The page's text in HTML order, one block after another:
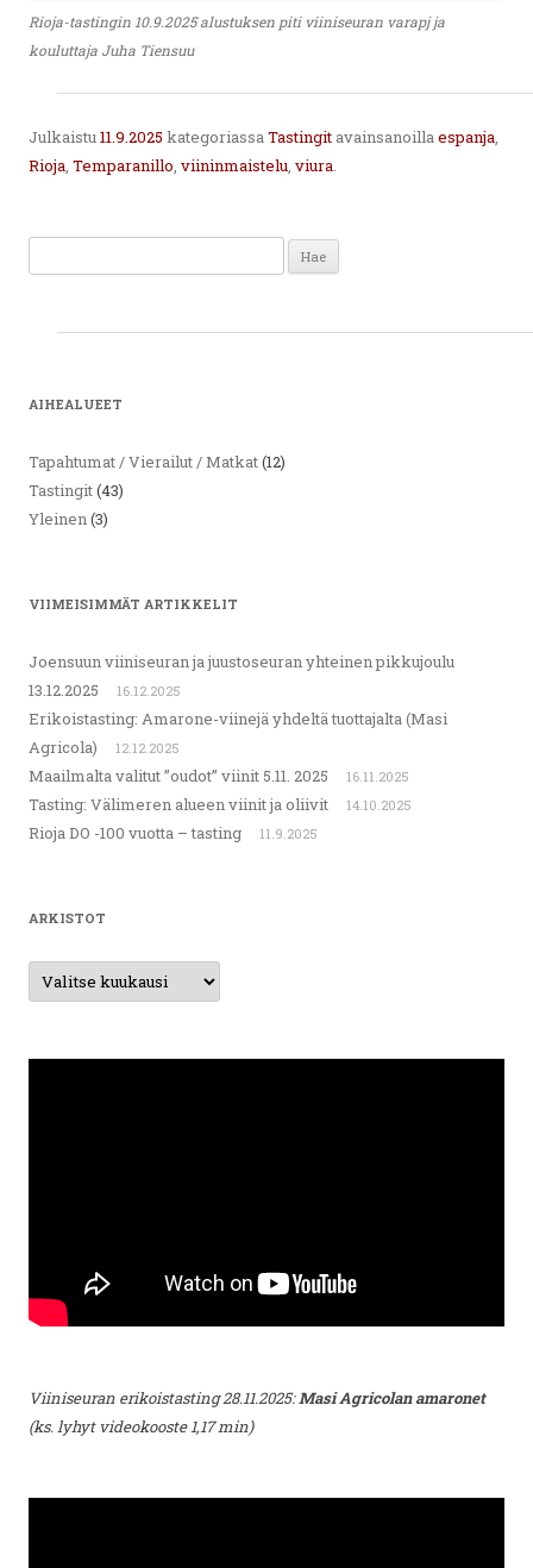
Rioja-tastingin 10.9.2025 alustuksen piti viiniseuran varapj ja
kouluttaja Juha Tiensuu
Julkaistu11.9.2025 kategoriassaTastingit avainsanoillaespanja,
Rioja, Temparanillo, viininmaistelu, viura.
AIHEALUEET
Tapahtumat / Vierailut / Matkat(12)
Tastingit(43)
Yleinen(3)
VIIMEISIMMÄT ARTIKKELIT
Joensuun viiniseuran ja juustoseuran yhteinen pikkujoulu
13.12.2025
16.12.2025
Erikoistasting: Amarone-viinejä yhdeltä tuottajalta (Masi
Agricola)
12.12.2025
Maailmalta valitut ”oudot” viinit 5.11. 2025 16.11.2025
Tasting: Välimeren alueen viinit ja oliivit 14.10.2025
Rioja DO -100 vuotta – tasting 11.9.2025
ARKISTOT
Arkistot
Viiniseuran erikoistasting 28.11.2025:Masi Agricolan amaronet
(ks. lyhyt videokooste 1,17 min)